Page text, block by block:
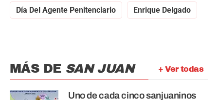
Día Del Agente Penitenciario Enrique Delgado
+ Ver todas
MÁS DE SAN JUAN
Uno de cada cinco sanjuaninos